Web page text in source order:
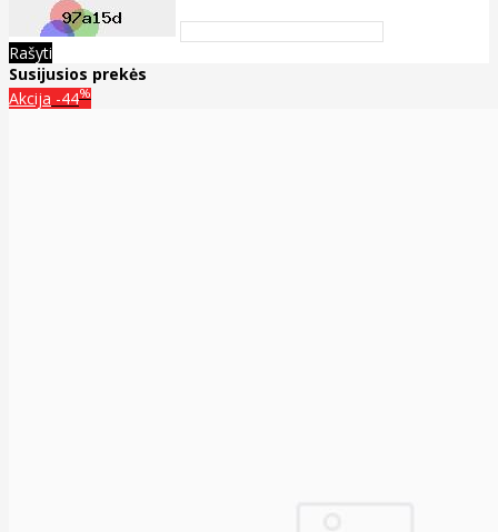
Rašyti
Susijusios prekės
Akcija -44%